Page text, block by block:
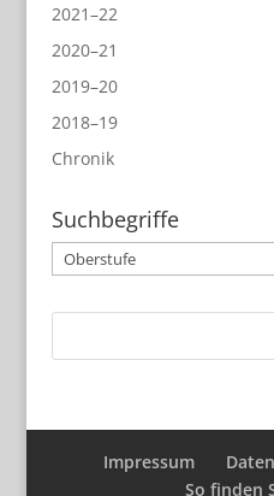
2021–22
2020–21
2019–20
2018–19
Chronik
Suchbegriffe
Suchbegriffe
Impressum
So finden